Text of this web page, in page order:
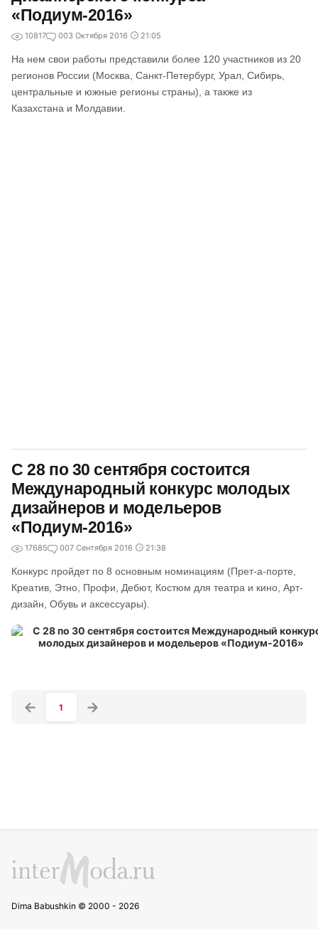
«Подиум-2016»
10817 003 Октября 2016 21:05
На нем свои работы представили более 120 участников из 20
регионов России (Москва, Санкт-Петербург, Урал, Сибирь,
центральные и южные регионы страны), а также из
Казахстана и Молдавии.
С 28 по 30 сентября состоится
Международный конкурс молодых
дизайнеров и модельеров
«Подиум-2016»
17685 007 Сентября 2016 21:38
Конкурс пройдет по 8 основным номинациям (Прет-а-порте,
Креатив, Этно, Профи, Дебют, Костюм для театра и кино, Арт-
дизайн, Обувь и аксессуары).
1
Dima Babushkin © 2000 - 2026